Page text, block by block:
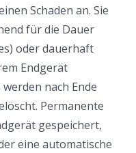
Schaden an. Sie
für die Dauer
oder dauerhaft
Endgerät
nach Ende
Permanente
gespeichert,
eine automatische
BOBINGEN
20:00 Uhr
eine E-Mail